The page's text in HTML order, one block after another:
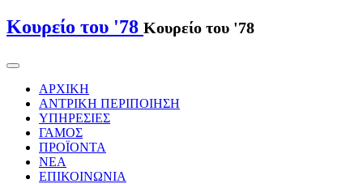
Κουρείο του '78 Κουρείο του '78
ΑΡΧΙΚΗ
ΑΝΤΡΙΚΗ ΠΕΡΙΠΟΙΗΣΗ
ΥΠΗΡΕΣΙΕΣ
ΓΑΜΟΣ
ΠΡΟΪΟΝΤΑ
ΝΕΑ
ΕΠΙΚΟΙΝΩΝΙΑ